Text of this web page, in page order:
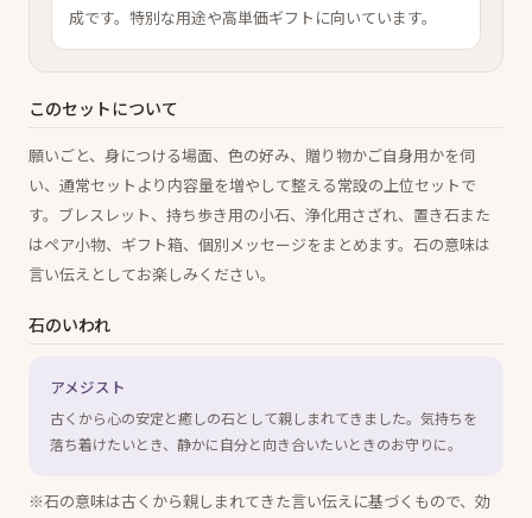
成です。特別な用途や高単価ギフトに向いています。
このセットについて
願いごと、身につける場面、色の好み、贈り物かご自身用かを伺
い、通常セットより内容量を増やして整える常設の上位セットで
す。ブレスレット、持ち歩き用の小石、浄化用さざれ、置き石また
はペア小物、ギフト箱、個別メッセージをまとめます。石の意味は
言い伝えとしてお楽しみください。
石のいわれ
アメジスト
古くから心の安定と癒しの石として親しまれてきました。気持ちを
落ち着けたいとき、静かに自分と向き合いたいときのお守りに。
※石の意味は古くから親しまれてきた言い伝えに基づくもので、効